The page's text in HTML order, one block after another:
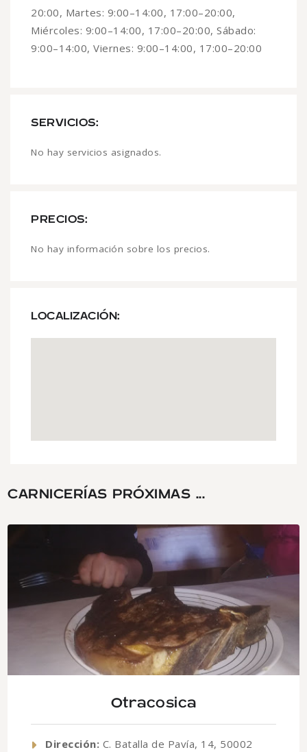
20:00, Martes: 9:00–14:00, 17:00–20:00,
Miércoles: 9:00–14:00, 17:00–20:00, Sábado:
9:00–14:00, Viernes: 9:00–14:00, 17:00–20:00
SERVICIOS:
No hay servicios asignados.
PRECIOS:
No hay información sobre los precios.
LOCALIZACIÓN:
CARNICERÍAS PRÓXIMAS ...
Otracosica
Dirección: C. Batalla de Pavía, 14, 50002